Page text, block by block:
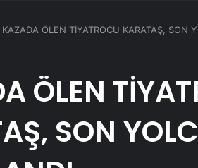
KAZADA ÖLEN TİYATROCU KARATAŞ, SON
ÖLEN
SON